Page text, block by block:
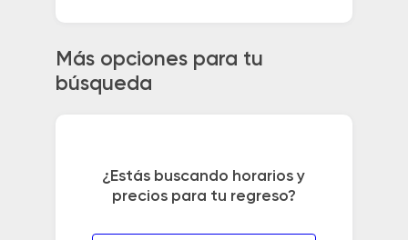
Más opciones para tu
búsqueda
¿Estás buscando horarios y
precios para tu regreso?